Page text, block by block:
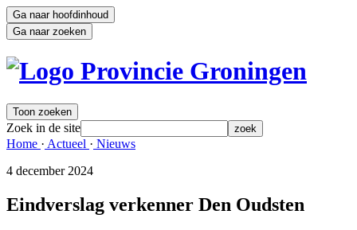
Ga naar hoofdinhoud
Ga naar zoeken
Toon zoeken
Zoek in de site zoek
Home · Actueel · Nieuws
4 december 2024
Eindverslag verkenner Den Oudsten